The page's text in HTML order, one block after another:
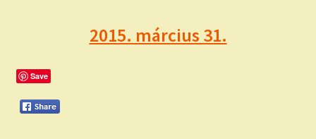
2015. március 31.
Save